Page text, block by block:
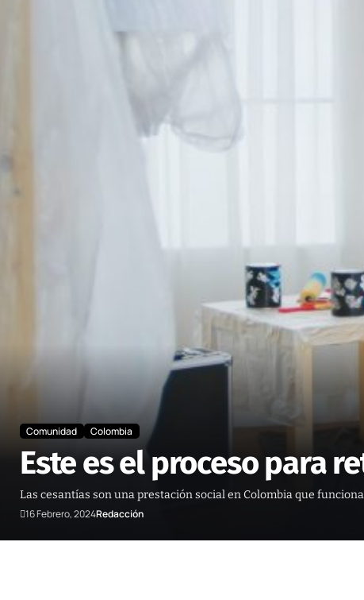
Comunidad Colombia
Este es el proceso para
Las cesantías son una prestación social en Colombia que
16 Febrero, 2024Redacción